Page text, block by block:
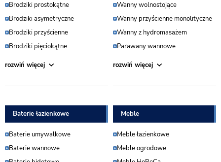
Brodziki prostokątne
Brodziki asymetryczne
Brodziki przyścienne
Brodziki pięciokątne
Wanny wolnostojące
Wanny przyścienne monolityczne
Wanny z hydromasażem
Parawany wannowe
Baterie łazienkowe
Baterie umywalkowe
Baterie wannowe
Meble
Meble łazienkowe
Meble ogrodowe